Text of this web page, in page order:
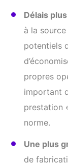
Délais
à la
potentiels
propres
important
prestation
norme.
Une plus
de